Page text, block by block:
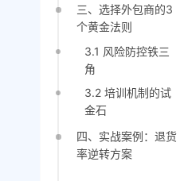
三、选择外包商的3
个黄金法则
3.1 风险防控铁三
角
3.2 培训机制的试
金石
四、实战案例：退货
率逆转方案